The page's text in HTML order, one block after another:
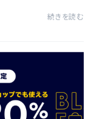
年始の発送につい
続きを読む